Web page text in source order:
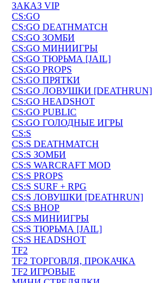
ЗАКАЗ VIP
CS:GO
CS:GO DEATHMATCH
CS:GO ЗОМБИ
CS:GO МИНИИГРЫ
CS:GO ТЮРЬМА [JAIL]
CS:GO PROPS
CS:GO ПРЯТКИ
CS:GO ЛОВУШКИ [DEATHRUN]
CS:GO HEADSHOT
CS:GO PUBLIC
CS:GO ГОЛОДНЫЕ ИГРЫ
CS:S
CS:S DEATHMATCH
CS:S ЗОМБИ
CS:S WARCRAFT MOD
CS:S PROPS
CS:S SURF + RPG
CS:S ЛОВУШКИ [DEATHRUN]
CS:S BHOP
CS:S МИНИИГРЫ
CS:S ТЮРЬМА [JAIL]
CS:S HEADSHOT
TF2
TF2 ТОРГОВЛЯ, ПРОКАЧКА
TF2 ИГРОВЫЕ